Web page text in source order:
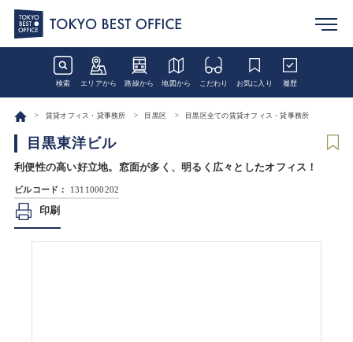
検索 エリアから 路線から 地図から こだわり お気に入り 履歴
賃貸オフィス・貸事務所 目黒区 目黒区全ての賃貸オフィス・貸事務所
目黒東洋ビル
利便性の高い好立地。窓面が多く、明るく広々としたオフィス！
ビルコード： 1311000202
印刷